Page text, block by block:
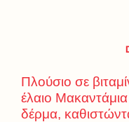
Πλούσιο σε
έλαιο
δέρμα,